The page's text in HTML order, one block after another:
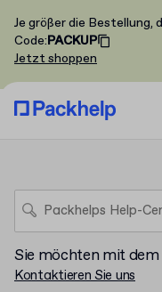
Je größer die
Code:PACKUP
Jetzt shoppen
Sie möchten mit
Kontaktieren Sie uns